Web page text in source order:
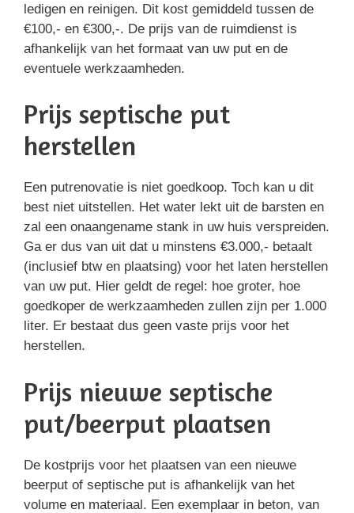
ledigen en reinigen. Dit kost gemiddeld tussen de
€100,- en €300,-. De prijs van de ruimdienst is
afhankelijk van het formaat van uw put en de
eventuele werkzaamheden.
Prijs septische put
herstellen
Een putrenovatie is niet goedkoop. Toch kan u dit
best niet uitstellen. Het water lekt uit de barsten en
zal een onaangename stank in uw huis verspreiden.
Ga er dus van uit dat u minstens €3.000,- betaalt
(inclusief btw en plaatsing) voor het laten herstellen
van uw put. Hier geldt de regel: hoe groter, hoe
goedkoper de werkzaamheden zullen zijn per 1.000
liter. Er bestaat dus geen vaste prijs voor het
herstellen.
Prijs nieuwe septische
put/beerput plaatsen
De kostprijs voor het plaatsen van een nieuwe
beerput of septische put is afhankelijk van het
volume en materiaal. Een exemplaar in beton, van